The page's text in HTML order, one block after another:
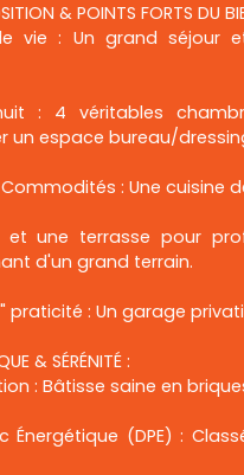
& POINTS FORTS DU
vie : Un grand séjour
: 4 véritables
un espace bureau/
: Une cuisine
et une terrasse pour
d'un grand terrain.
praticité : Un garage
& SÉRÉNITÉ :
: Bâtisse saine en
Énergétique (DPE) :